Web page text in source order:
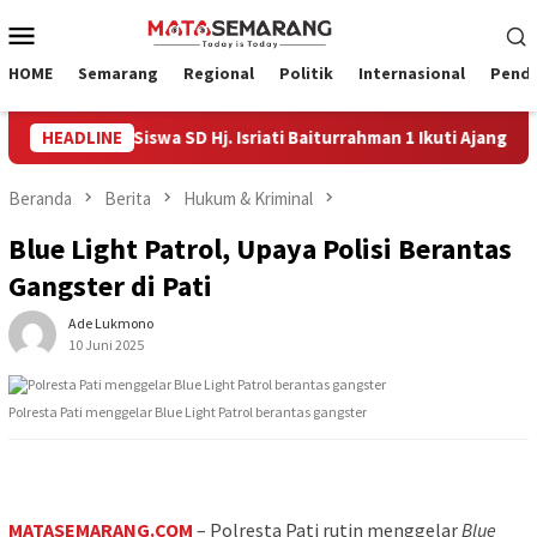
ke
Mobile
HOME Semarang Regional Politik Internasional
HEADLINE
Empat Siswa SD Hj. Isriati Baiturrahman 1 Ikuti Ajang
Beranda Berita Hukum & Kriminal
Blue Light Patrol, Upaya Polisi Berantas
Gangster di Pati
Ade Lukmono
10 Juni 2025
Polresta Pati menggelar Blue Light Patrol berantas gangster
MATASEMARANG.COM – Polresta Pati rutin menggelarBlue